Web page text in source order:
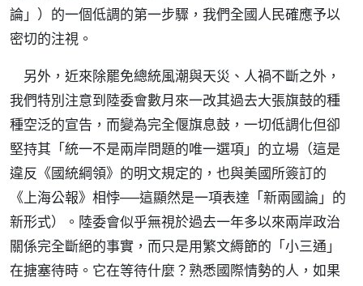
論」）的一個低調的第一步驟，我們全國人民確應予以
密切的注視。
另外，近來除罷免總統風潮與天災、人禍不斷之外，
我們特別注意到陸委會數月來一改其過去大張旗鼓的種
種空泛的宣告，而變為完全偃旗息鼓，一切低調化但卻
堅持其「統一不是兩岸問題的唯一選項」的立場（這是
違反《國統綱領》的明文規定的，也與美國所簽訂的
《上海公報》相悖──這顯然是一項表達「新兩國論」的
新形式）。陸委會似乎無視於過去一年多以來兩岸政治
關係完全斷絕的事實，而只是用繁文縟節的「小三通」
在搪塞待時。它在等待什麼？熟悉國際情勢的人，如果